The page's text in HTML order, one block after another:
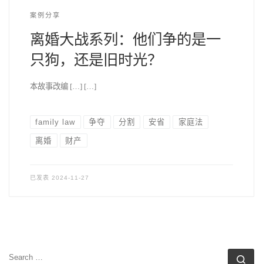
案例分享
离婚大战系列：他们争的是一
只狗，还是旧时光？
本故事改编 […] […]
family law 争夺 分割 安省 家庭法
离婚 财产
已发表 2024-11-27
SEARCH